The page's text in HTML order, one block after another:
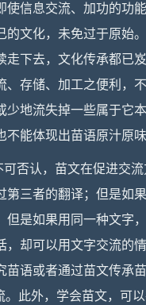
信息交流、加功的功
文化，未免过于原始
下去，文化传承都已
存储、加工之便利，
地流失掉一些属于它
能体现出苗语原汁原味
否认，苗文在促进交
三者的翻译；但是如
是如果用同一种文字
却可以用文字交流的
语或者通过苗文传承
此外，学会苗文，可